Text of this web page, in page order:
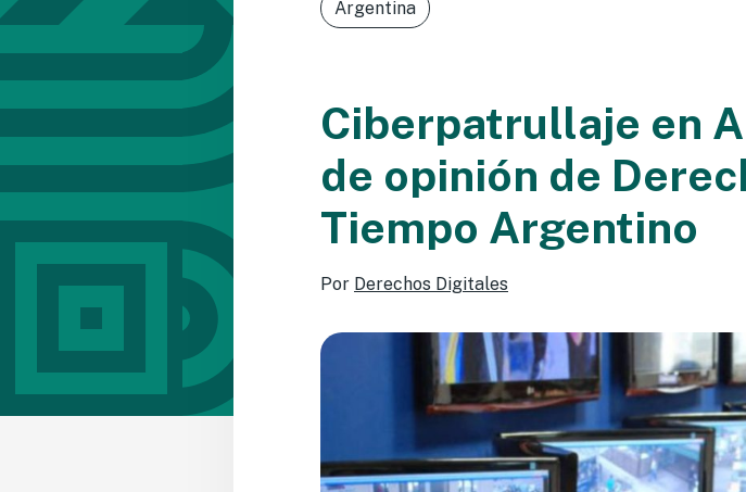
Argentina
Ciberpatrullaje en
de opinión de
Tiempo Argentino
Por Derechos Digitales